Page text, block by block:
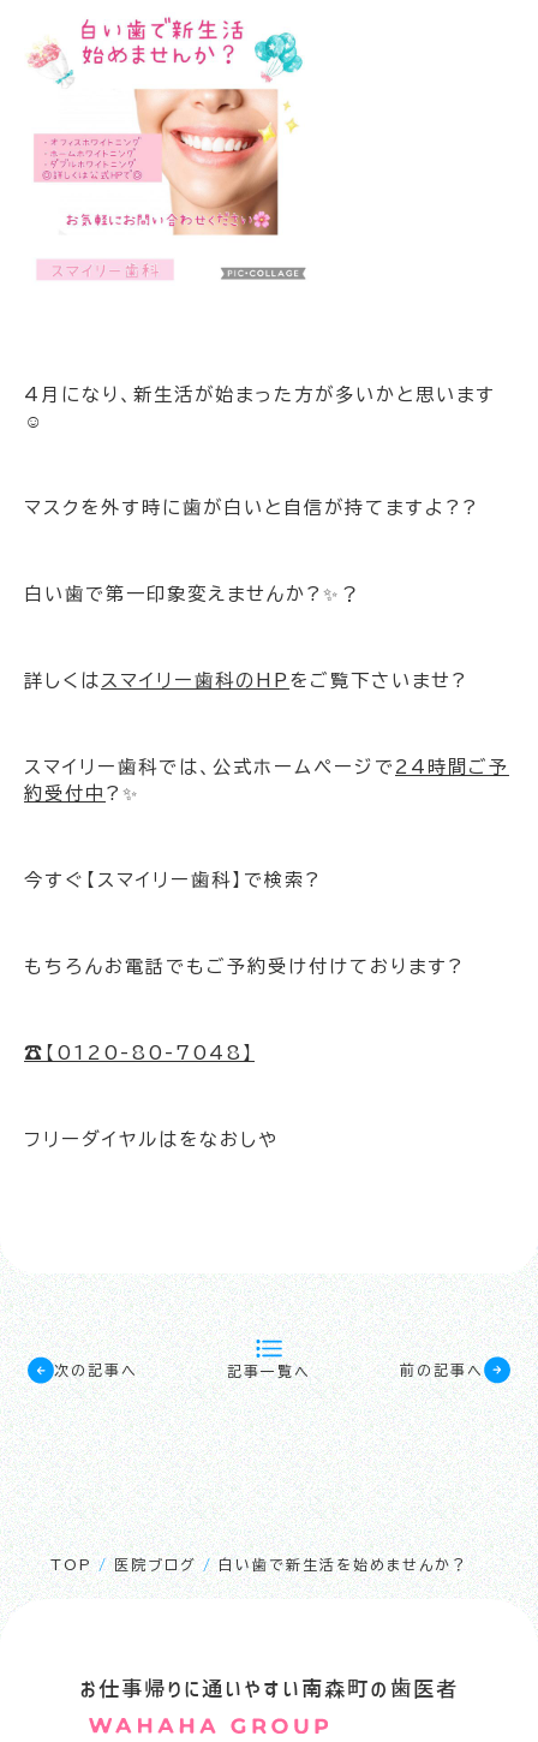
4月になり、新生活が始まった方が多いかと思います
☺️
マスクを外す時に歯が白いと自信が持てますよ??
白い歯で第一印象変えませんか?✨？
詳しくは スマイリー歯科のHP をご覧下さいませ?
スマイリー歯科では、公式ホームページで 24時間ご予
約受付中 ?✨
今すぐ【スマイリー歯科】で検索?
もちろんお電話でもご予約受け付けております?
☎️【0120-80-7048】
フリーダイヤルはをなおしや
次の記事へ 記事一覧へ 前の記事へ
TOP / 医院ブログ / 白い歯で新生活を始めませんか？
お仕事帰りに通いやすい南森町の歯医者